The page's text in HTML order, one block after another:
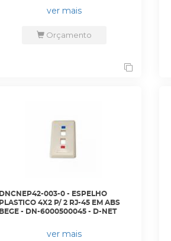
ver mais
Orçamento
DNCNEP42-003-0 - ESPELHO
PLASTICO 4X2 P/ 2 RJ-45 EM ABS
BEGE - DN-6000500045 - D-NET
ver mais